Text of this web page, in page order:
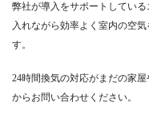
弊社が導入をサポートしてい
入れながら効率よく室内の空
す。
24時間換気の対応がまだの家
からお問い合わせください。